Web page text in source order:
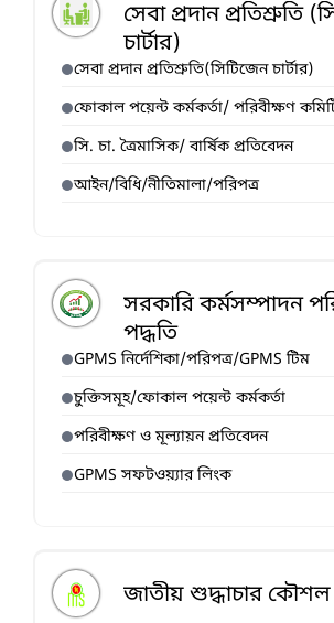
সেবা প্রদান প্রতিশ্রুতি
চার্টার)
সেবা প্রদান প্রতিশ্রুতি(সিটিজেন চার্টার)
ফোকাল পয়েন্ট কর্মকর্তা/ পরিবীক্ষণ
সি. চা. ত্রৈমাসিক/ বার্ষিক প্রতিবেদন
আইন/বিধি/নীতিমালা/পরিপত্র
সরকারি কর্মসম্পাদন
পদ্ধতি
GPMS নির্দেশিকা/পরিপত্র/GPMS টিম
চুক্তিসমূহ/ফোকাল পয়েন্ট কর্মকর্তা
পরিবীক্ষণ ও মূল্যায়ন প্রতিবেদন
GPMS সফটওয়্যার লিংক
জাতীয় শুদ্ধাচার কৌশল